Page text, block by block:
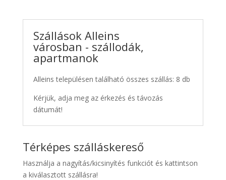
Szállások Alleins
városban - szállodák,
apartmanok
Alleins településen található összes szállás: 8 db
Kérjük, adja meg az érkezés és távozás
dátumát!
Térképes szálláskereső
Használja a nagyítás/kicsinyítés funkciót és kattintson
a kiválasztott szállásra!